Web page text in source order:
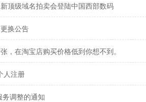
顶级域名拍卖会登陆中国西部数码
换公告
，在淘宝店购买价格低到你想不到。
人注册
调整的通知